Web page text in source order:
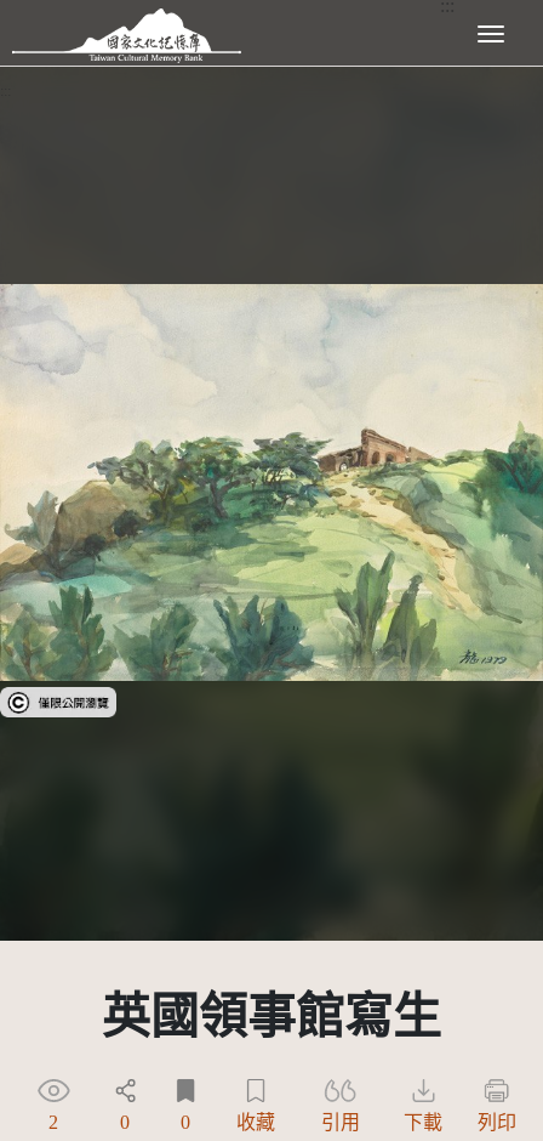
跳到主要內容區塊 展開選單
受著作權法保護-僅限於本平台有限度公開瀏覽
英國領事館寫生
2 0 0 收藏 引用 下載 列印